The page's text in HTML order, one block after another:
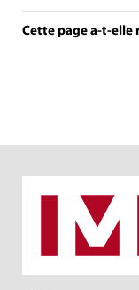
Cette page a-t-elle